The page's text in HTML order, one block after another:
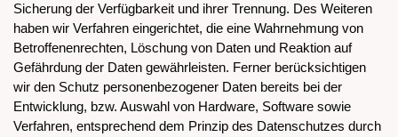
Sicherung der Verfügbarkeit und ihrer Trennung. Des Weiteren
haben wir Verfahren eingerichtet, die eine Wahrnehmung von
Betroffenenrechten, Löschung von Daten und Reaktion auf
Gefährdung der Daten gewährleisten. Ferner berücksichtigen
wir den Schutz personenbezogener Daten bereits bei der
Entwicklung, bzw. Auswahl von Hardware, Software sowie
Verfahren, entsprechend dem Prinzip des Datenschutzes durch